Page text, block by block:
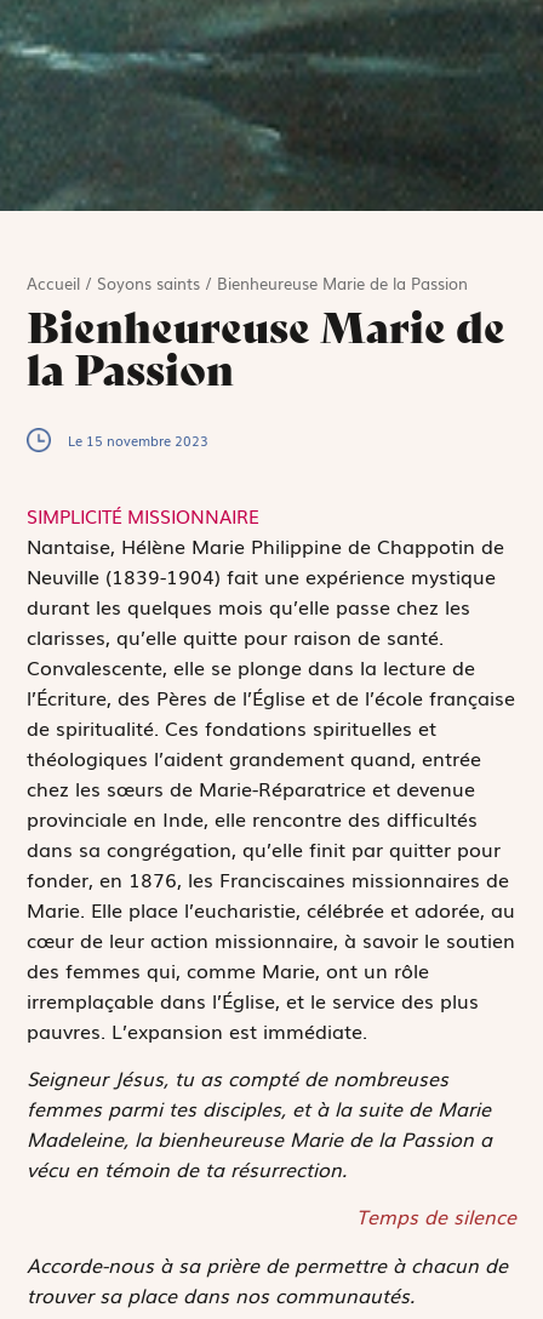
Accueil / Soyons saints / Bienheureuse Marie de la Passion
Bienheureuse Marie de
la Passion
Le 15 novembre 2023
SIMPLICITÉ MISSIONNAIRE
Nantaise, Hélène Marie Philippine de Chappotin de
Neuville (1839-1904) fait une expérience mystique
durant les quelques mois qu’elle passe chez les
clarisses, qu’elle quitte pour raison de santé.
Convalescente, elle se plonge dans la lecture de
l’Écriture, des Pères de l’Église et de l’école française
de spiritualité. Ces fondations spirituelles et
théologiques l’aident grandement quand, entrée
chez les sœurs de Marie-Réparatrice et devenue
provinciale en Inde, elle rencontre des difficultés
dans sa congrégation, qu’elle finit par quitter pour
fonder, en 1876, les Franciscaines missionnaires de
Marie. Elle place l’eucharistie, célébrée et adorée, au
cœur de leur action missionnaire, à savoir le soutien
des femmes qui, comme Marie, ont un rôle
irremplaçable dans l’Église, et le service des plus
pauvres. L’expansion est immédiate.
Seigneur Jésus, tu as compté de nombreuses
femmes parmi tes disciples, et à la suite de Marie
Madeleine, la bienheureuse Marie de la Passion a
vécu en témoin de ta résurrection.
Temps de silence
Accorde-nous à sa prière de permettre à chacun de
trouver sa place dans nos communautés.